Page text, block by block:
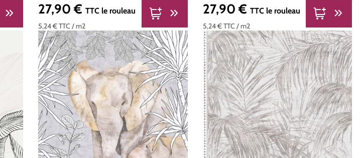
5,24 €TTC/ m2
Prix régulier :
27,90 €TTC le rouleau
5,24 €TTC / m2
Prix régulier :
27,90 € TTC le rouleau